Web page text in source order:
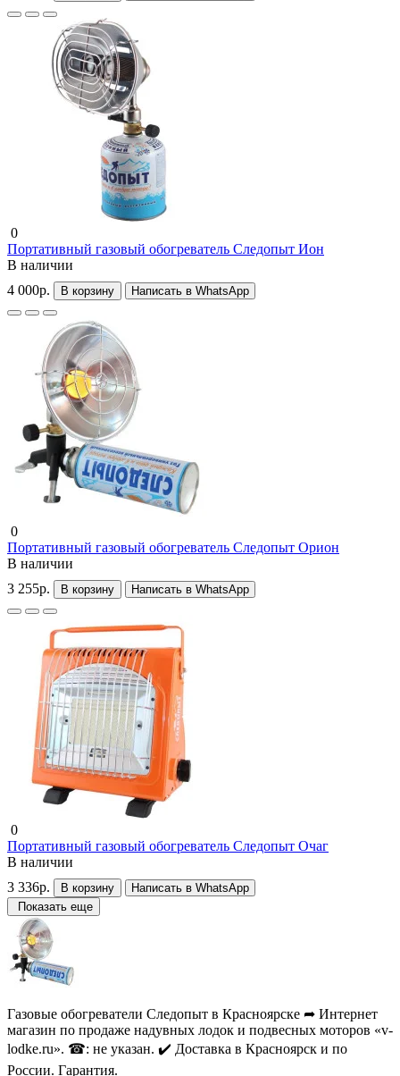
0
Портативный газовый обогреватель Следопыт Ион
В наличии
4 000р.
В корзину Написать в WhatsApp
0
Портативный газовый обогреватель Следопыт Орион
В наличии
3 255р.
В корзину Написать в WhatsApp
0
Портативный газовый обогреватель Следопыт Очаг
В наличии
3 336р.
В корзину
Написать в WhatsApp
Показать еще
Газовые обогреватели Следопыт в Красноярске ➦ Интернет
магазин по продаже надувных лодок и подвесных моторов «v-
lodke.ru». ☎: не указан. ✔️ Доставка в Красноярск и по
России. Гарантия.